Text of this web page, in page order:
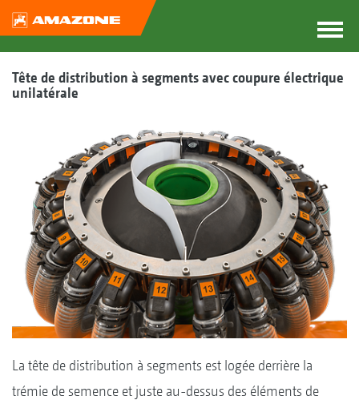
Tête de distribution à segments avec coupure électrique
unilatérale
La tête de distribution à segments est logée derrière la
trémie de semence et juste au-dessus des éléments de